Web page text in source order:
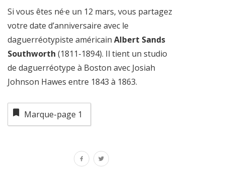
Si vous êtes né·e un 12 mars, vous partagez
votre date d’anniversaire avec le
daguerréotypiste américain Albert Sands
Southworth (1811-1894). Il tient un studio
de daguerréotype à Boston avec Josiah
Johnson Hawes entre 1843 à 1863.
Marque-page 1